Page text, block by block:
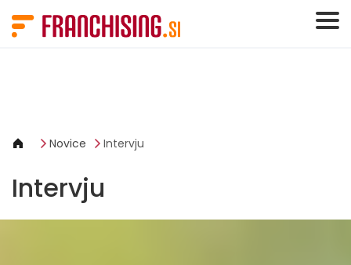
Novice Intervju
Intervju